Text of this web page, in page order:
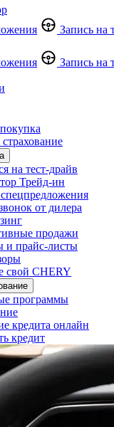
Запись на
Запись на
на тест-драйв
Трейд-ин
от дилера
продажи
прайс-листы
свой CHERY
программы
кредита онлайн
кредит